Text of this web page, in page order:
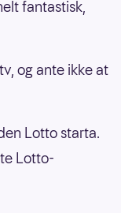
fantastisk,
og ante ikke at
Lotto starta.
Lotto-